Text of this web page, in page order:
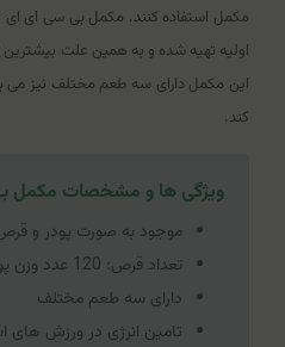
مکمل استفاده کنند. مکمل بی سی ای ای
اولیه تهیه شده و به همین علت بیشترین
این مکمل دارای سه طعم مختلف نیز می
کند.
ویژگی ها و مشخصات مکمل
موجود به صورت پودر و
تعداد قرص: 120 عدد وزن پودر: 200 گرم
دارای سه طعم مختلف
تامین انرژی در ورزش های